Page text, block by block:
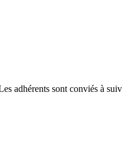
adhérents sont conviés à